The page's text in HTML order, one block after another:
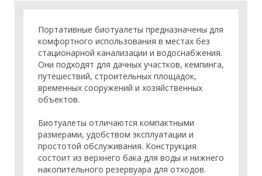
Портативные биотуалеты предназначены для
комфортного использования в местах без
стационарной канализации и водоснабжения.
Они подходят для дачных участков, кемпинга,
путешествий, строительных площадок,
временных сооружений и хозяйственных
объектов.
Биотуалеты отличаются компактными
размерами, удобством эксплуатации и
простотой обслуживания. Конструкция
состоит из верхнего бака для воды и нижнего
накопительного резервуара для отходов.